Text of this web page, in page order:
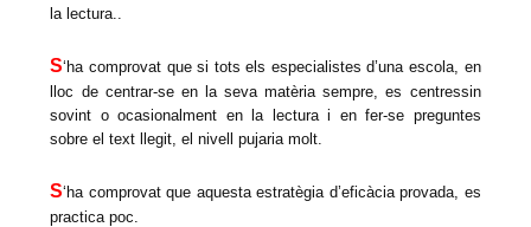
la lectura..
S‘ha comprovat que si tots els especialistes d’una escola, en
lloc de centrar-se en la seva matèria sempre, es centressin
sovint o ocasionalment en la lectura i en fer-se preguntes
sobre el text llegit, el nivell pujaria molt.
S‘ha comprovat que aquesta estratègia d’eficàcia provada, es
practica poc.